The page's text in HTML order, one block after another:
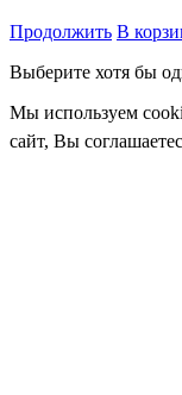
Продолжить В
Выберите хотя бы
Мы используем
сайт, Вы